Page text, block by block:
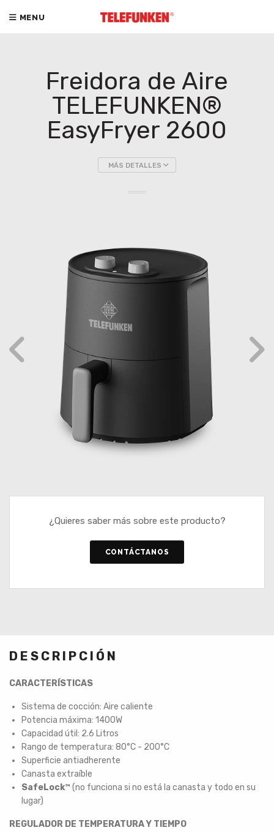
MENU
Freidora de Aire
TELEFUNKEN®
EasyFryer 2600
MÁS DETALLES
¿Quieres saber más sobre este producto?
CONTÁCTANOS
DESCRIPCIÓN
CARACTERÍSTICAS
Sistema de cocción: Aire caliente
Potencia máxima: 1400W
Capacidad útil: 2.6 Litros
Rango de temperatura: 80°C - 200°C
Superficie antiadherente
Canasta extraíble
SafeLock™ (no funciona si no está la canasta y todo en su
lugar)
REGULADOR DE TEMPERATURA Y TIEMPO